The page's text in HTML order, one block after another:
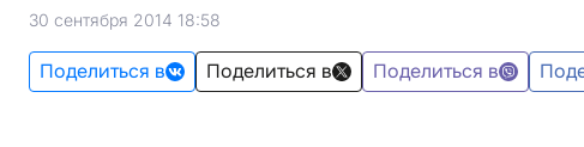
30 сентября 2014 18:58
Поделиться в Поделиться в Поделиться в